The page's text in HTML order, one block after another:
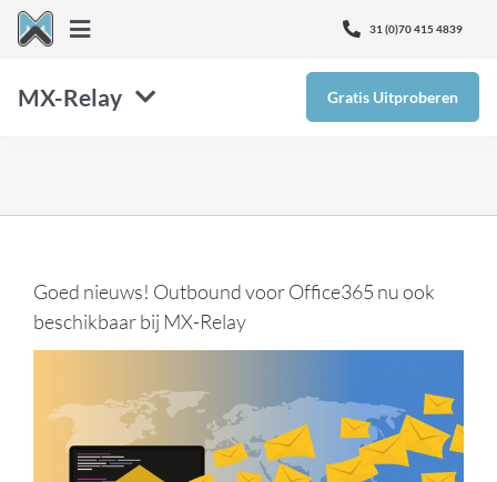
Ga
naar
Toggle
Over Ons
Ontvang Support
31 (0)70 415 4839
MX-Relay
Prijzen
Gratis Uitproberen
Goed nieuws! Outbound voor Office365 nu ook
beschikbaar bij MX-Relay